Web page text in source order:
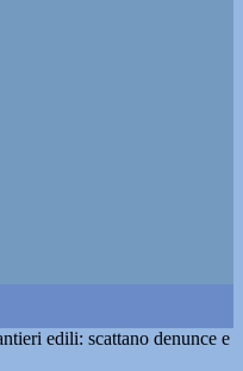
edili: scattano denunce e